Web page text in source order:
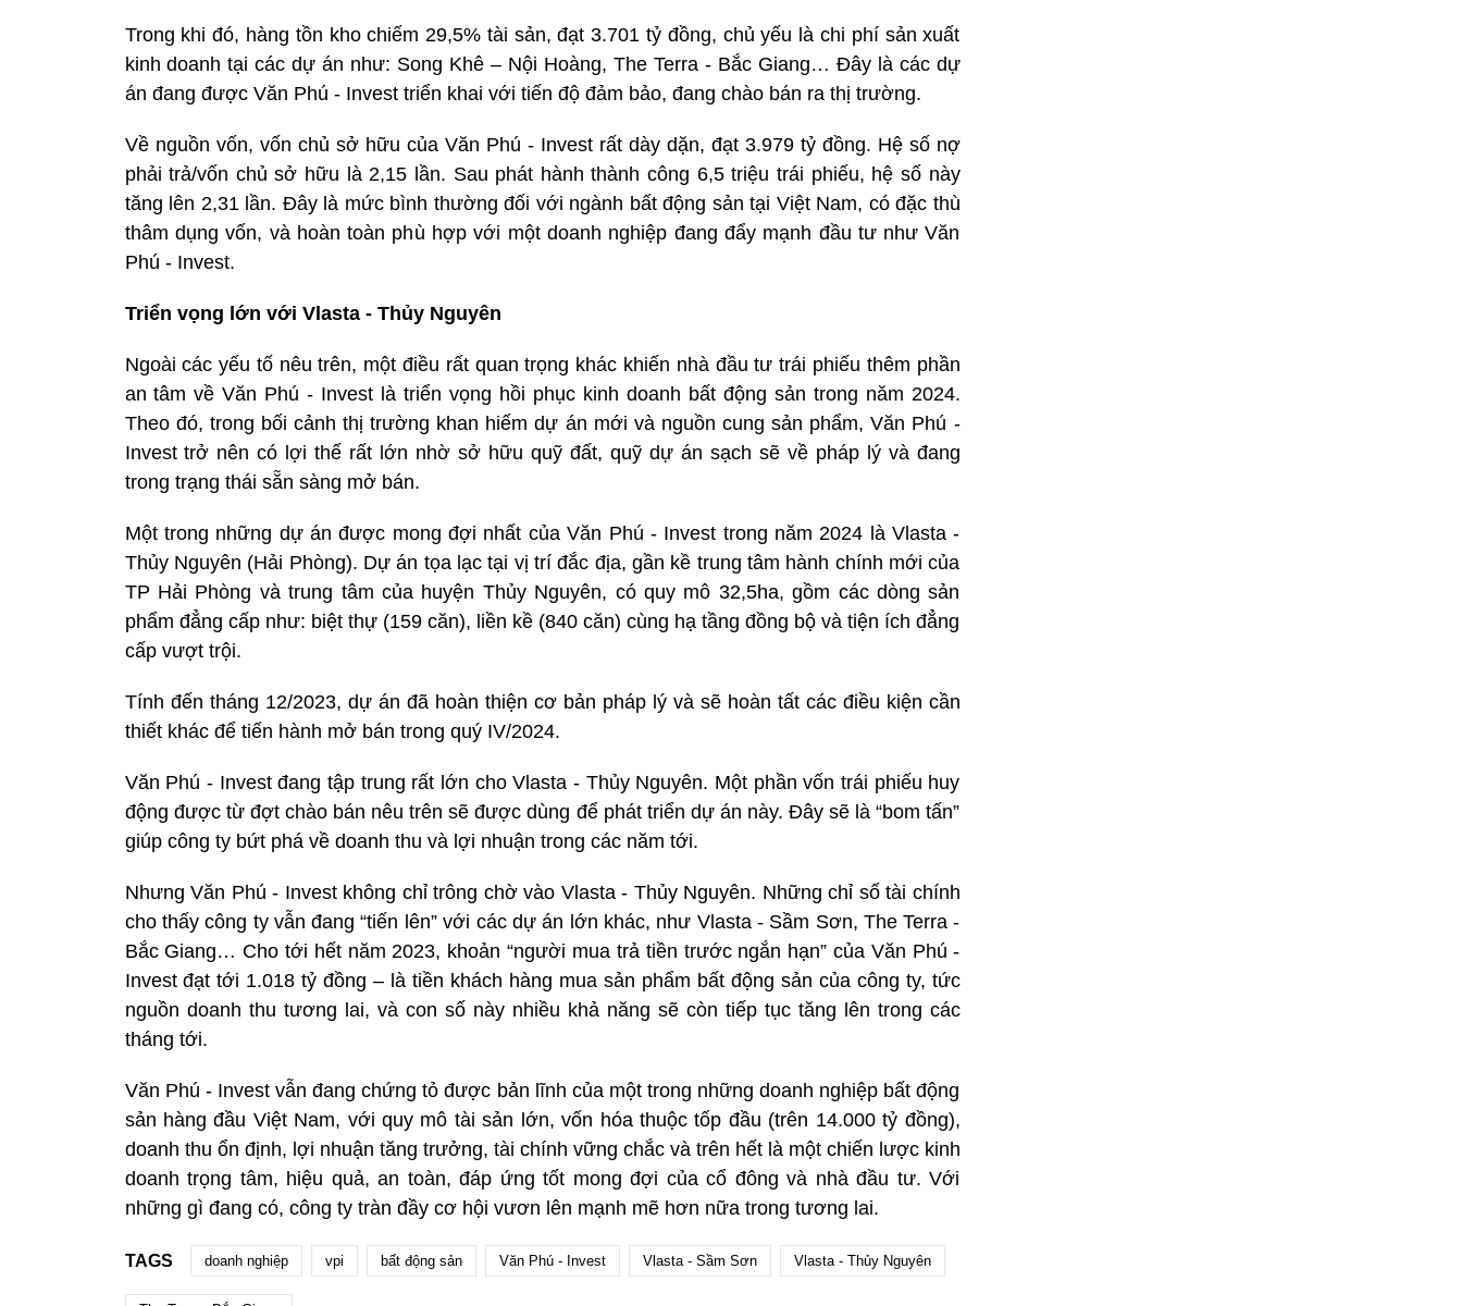
Trong khi đó, hàng tồn kho chiếm 29,5% tài sản, đạt 3.701 tỷ đồng, chủ yếu là chi phí sản xuất
kinh doanh tại các dự án như: Song Khê – Nội Hoàng, The Terra - Bắc Giang… Đây là các dự
án đang được Văn Phú - Invest triển khai với tiến độ đảm bảo, đang chào bán ra thị trường.
Về nguồn vốn, vốn chủ sở hữu của Văn Phú - Invest rất dày dặn, đạt 3.979 tỷ đồng. Hệ số nợ
phải trả/vốn chủ sở hữu là 2,15 lần. Sau phát hành thành công 6,5 triệu trái phiếu, hệ số này
tăng lên 2,31 lần. Đây là mức bình thường đối với ngành bất động sản tại Việt Nam, có đặc thù
thâm dụng vốn, và hoàn toàn phù hợp với một doanh nghiệp đang đẩy mạnh đầu tư như Văn
Phú - Invest.
Triển vọng lớn với Vlasta - Thủy Nguyên
Ngoài các yếu tố nêu trên, một điều rất quan trọng khác khiến nhà đầu tư trái phiếu thêm phần
an tâm về Văn Phú - Invest là triển vọng hồi phục kinh doanh bất động sản trong năm 2024.
Theo đó, trong bối cảnh thị trường khan hiếm dự án mới và nguồn cung sản phẩm, Văn Phú -
Invest trở nên có lợi thế rất lớn nhờ sở hữu quỹ đất, quỹ dự án sạch sẽ về pháp lý và đang
trong trạng thái sẵn sàng mở bán.
Một trong những dự án được mong đợi nhất của Văn Phú - Invest trong năm 2024 là Vlasta -
Thủy Nguyên (Hải Phòng). Dự án tọa lạc tại vị trí đắc địa, gần kề trung tâm hành chính mới của
TP Hải Phòng và trung tâm của huyện Thủy Nguyên, có quy mô 32,5ha, gồm các dòng sản
phẩm đẳng cấp như: biệt thự (159 căn), liền kề (840 căn) cùng hạ tầng đồng bộ và tiện ích đẳng
cấp vượt trội.
Tính đến tháng 12/2023, dự án đã hoàn thiện cơ bản pháp lý và sẽ hoàn tất các điều kiện cần
thiết khác để tiến hành mở bán trong quý IV/2024.
Văn Phú - Invest đang tập trung rất lớn cho Vlasta - Thủy Nguyên. Một phần vốn trái phiếu huy
động được từ đợt chào bán nêu trên sẽ được dùng để phát triển dự án này. Đây sẽ là “bom tấn”
giúp công ty bứt phá về doanh thu và lợi nhuận trong các năm tới.
Nhưng Văn Phú - Invest không chỉ trông chờ vào Vlasta - Thủy Nguyên. Những chỉ số tài chính
cho thấy công ty vẫn đang “tiến lên” với các dự án lớn khác, như Vlasta - Sầm Sơn, The Terra -
Bắc Giang… Cho tới hết năm 2023, khoản “người mua trả tiền trước ngắn hạn” của Văn Phú -
Invest đạt tới 1.018 tỷ đồng – là tiền khách hàng mua sản phẩm bất động sản của công ty, tức
nguồn doanh thu tương lai, và con số này nhiều khả năng sẽ còn tiếp tục tăng lên trong các
tháng tới.
Văn Phú - Invest vẫn đang chứng tỏ được bản lĩnh của một trong những doanh nghiệp bất động
sản hàng đầu Việt Nam, với quy mô tài sản lớn, vốn hóa thuộc tốp đầu (trên 14.000 tỷ đồng),
doanh thu ổn định, lợi nhuận tăng trưởng, tài chính vững chắc và trên hết là một chiến lược kinh
doanh trọng tâm, hiệu quả, an toàn, đáp ứng tốt mong đợi của cổ đông và nhà đầu tư. Với
những gì đang có, công ty tràn đầy cơ hội vươn lên mạnh mẽ hơn nữa trong tương lai.
TAGS doanh nghiệp vpi bất động sản Văn Phú - Invest Vlasta - Sầm Sơn Vlasta - Thủy Nguyên